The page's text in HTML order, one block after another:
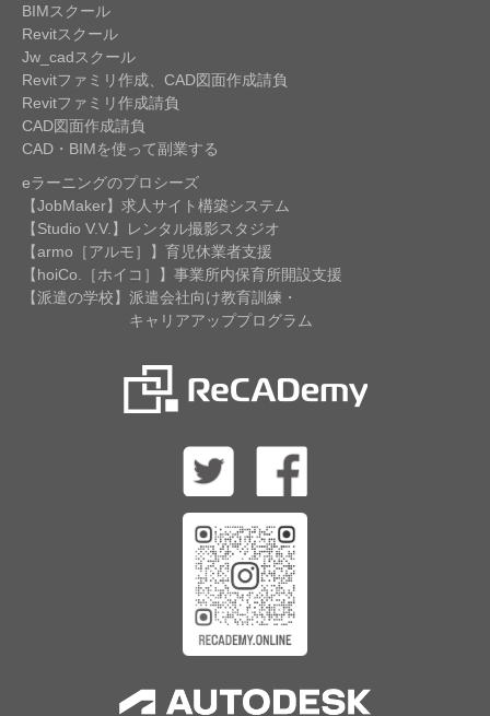
BIMスクール
Revitスクール
Jw_cadスクール
Revitファミリ作成、CAD図面作成請負
Revitファミリ作成請負
CAD図面作成請負
CAD・BIMを使って副業する
eラーニングのプロシーズ
【JobMaker】求人サイト構築システム
【Studio V.V.】レンタル撮影スタジオ
【armo［アルモ］】育児休業者支援
【hoiCo.［ホイコ］】事業所内保育所開設支援
【派遣の学校】派遣会社向け教育訓練・
キャリアアッププログラム